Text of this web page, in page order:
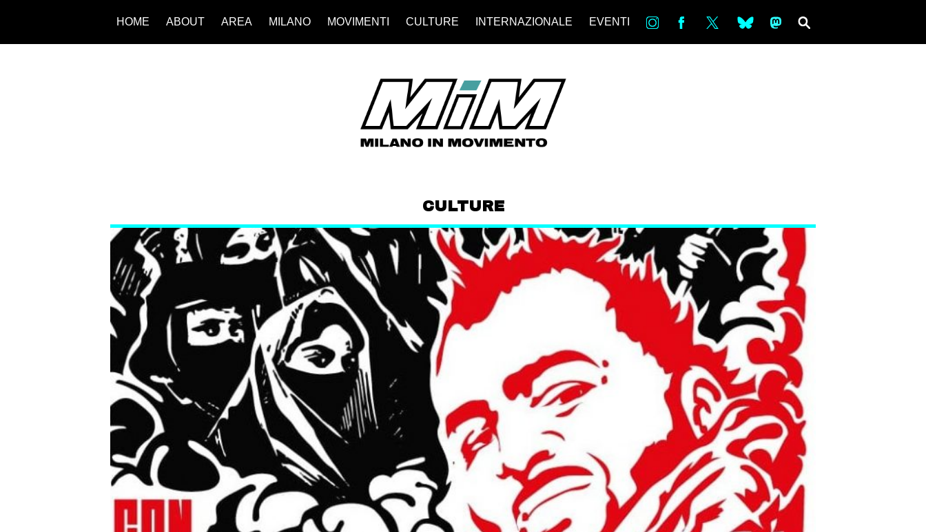
HOME ABOUT AREA MILANO MOVIMENTI CULTURE INTERNAZIONALE EVENTI in bsky ms
CULTURE